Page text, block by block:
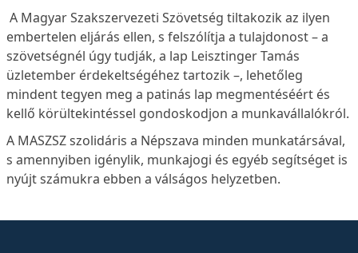
A Magyar Szakszervezeti Szövetség tiltakozik az ilyen
embertelen eljárás ellen, s felszólítja a tulajdonost – a
szövetségnél úgy tudják, a lap Leisztinger Tamás
üzletember érdekeltségéhez tartozik –, lehetőleg
mindent tegyen meg a patinás lap megmentéséért és
kellő körültekintéssel gondoskodjon a munkavállalókról.
A MASZSZ szolidáris a Népszava minden munkatársával,
s amennyiben igénylik, munkajogi és egyéb segítséget is
nyújt számukra ebben a válságos helyzetben.